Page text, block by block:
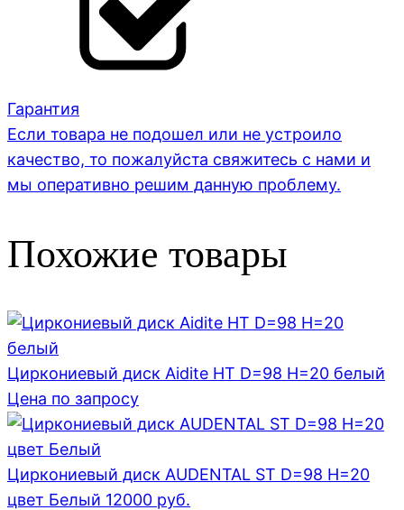
Гарантия
Если товара не подошел или не устроило
качество, то пожалуйста свяжитесь с нами и
мы оперативно решим данную проблему.
Похожие товары
Циркониевый диск Aidite HT D=98 H=20 белый
Цена по запросу
Циркониевый диск AUDENTAL ST D=98 H=20
цвет Белый 12000 руб.